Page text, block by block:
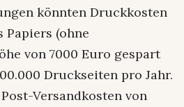
könnten Druckkosten
Papiers (ohne
von 7000 Euro gespart
Druckseiten pro Jahr.
Versandkosten von